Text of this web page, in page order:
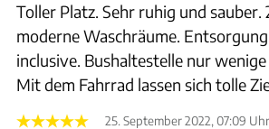
Toller Platz. Sehr ruhig und sauber.
moderne Waschräume.
inclusive. Bushaltestelle nur
Mit dem Fahrrad lassen sich tolle
25. September 2022, 07:09 Uhr